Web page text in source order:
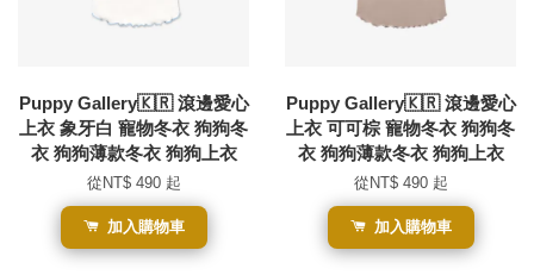
Puppy Gallery🇰🇷 滾邊愛心
上衣 象牙白 寵物冬衣 狗狗冬
衣 狗狗薄款冬衣 狗狗上衣
從 NT$ 490 起
加入購物車
Puppy Gallery🇰🇷 滾邊愛心
上衣 可可棕 寵物冬衣 狗狗冬
衣 狗狗薄款冬衣 狗狗上衣
從 NT$ 490 起
加入購物車